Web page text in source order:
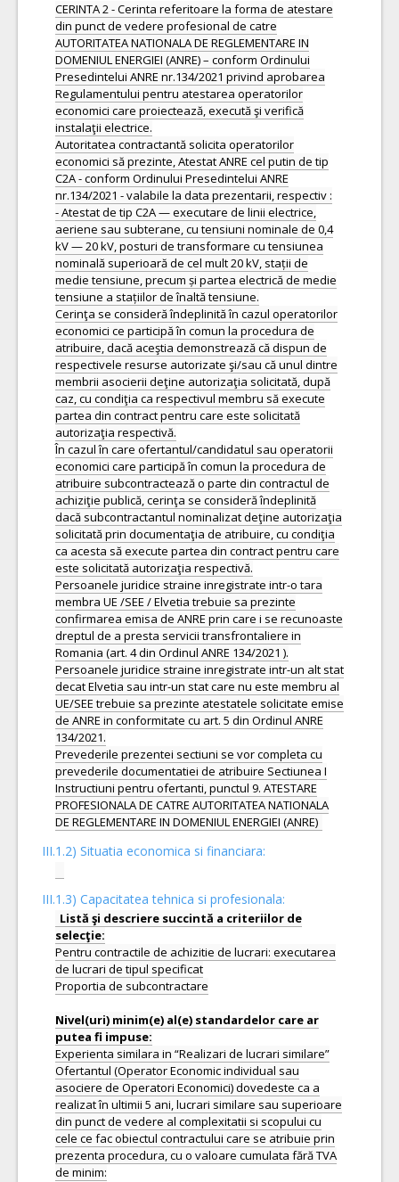
CERINTA 2 - Cerinta referitoare la forma de atestare
din punct de vedere profesional de catre
AUTORITATEA NATIONALA DE REGLEMENTARE IN
DOMENIUL ENERGIEI (ANRE) – conform Ordinului
Presedintelui ANRE nr.134/2021 privind aprobarea
Regulamentului pentru atestarea operatorilor
economici care proiectează, execută şi verifică
instalaţii electrice.
Autoritatea contractantă solicita operatorilor
economici să prezinte, Atestat ANRE cel putin de tip
C2A - conform Ordinului Presedintelui ANRE
nr.134/2021 - valabile la data prezentarii, respectiv :
- Atestat de tip C2A — executare de linii electrice,
aeriene sau subterane, cu tensiuni nominale de 0,4
kV — 20 kV, posturi de transformare cu tensiunea
nominală superioară de cel mult 20 kV, stații de
medie tensiune, precum și partea electrică de medie
tensiune a stațiilor de înaltă tensiune.
Cerinţa se consideră îndeplinită în cazul operatorilor
economici ce participă în comun la procedura de
atribuire, dacă aceştia demonstrează că dispun de
respectivele resurse autorizate şi/sau că unul dintre
membrii asocierii deţine autorizaţia solicitată, după
caz, cu condiţia ca respectivul membru să execute
partea din contract pentru care este solicitată
autorizaţia respectivă.
În cazul în care ofertantul/candidatul sau operatorii
economici care participă în comun la procedura de
atribuire subcontractează o parte din contractul de
achiziţie publică, cerinţa se consideră îndeplinită
dacă subcontractantul nominalizat deţine autorizaţia
solicitată prin documentaţia de atribuire, cu condiţia
ca acesta să execute partea din contract pentru care
este solicitată autorizaţia respectivă.
Persoanele juridice straine inregistrate intr-o tara
membra UE /SEE / Elvetia trebuie sa prezinte
confirmarea emisa de ANRE prin care i se recunoaste
dreptul de a presta servicii transfrontaliere in
Romania (art. 4 din Ordinul ANRE 134/2021 ).
Persoanele juridice straine inregistrate intr-un alt stat
decat Elvetia sau intr-un stat care nu este membru al
UE/SEE trebuie sa prezinte atestatele solicitate emise
de ANRE in conformitate cu art. 5 din Ordinul ANRE
134/2021.
Prevederile prezentei sectiuni se vor completa cu
prevederile documentatiei de atribuire Sectiunea I
Instructiuni pentru ofertanti, punctul 9. ATESTARE
PROFESIONALA DE CATRE AUTORITATEA NATIONALA
III.1.2) Situatia economica si financiara:
III.1.3) Capacitatea tehnica si profesionala:
Listă şi descriere succintă a criteriilor de
Pentru contractile de achizitie de lucrari: executarea
de lucrari de tipul specificat
Proportia de subcontractare
Nivel(uri) minim(e) al(e) standardelor care ar
Experienta similara in “Realizari de lucrari similare”
Ofertantul (Operator Economic individual sau
asociere de Operatori Economici) dovedeste ca a
realizat în ultimii 5 ani, lucrari similare sau superioare
din punct de vedere al complexitatii si scopului cu
cele ce fac obiectul contractului care se atribuie prin
prezenta procedura, cu o valoare cumulata fără TVA
de minim: